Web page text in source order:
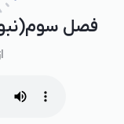
فصل